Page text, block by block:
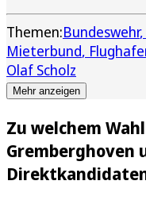
Themen:Bundeswehr
Mieterbund
Olaf Scholz
Mehr anzeigen
Zu welchem
Gremberghoven